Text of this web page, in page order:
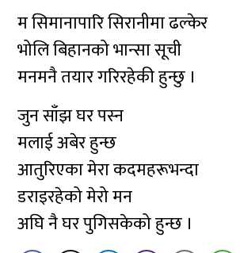
म सिमानापारि सिरानीमा ढल्केर
भोलि बिहानको भान्सा सूची
मनमनै तयार गरिरहेकी हुन्छु ।
जुन साँझ घर पस्न
मलाई अबेर हुन्छ
आतुरिएका मेरा कदमहरूभन्दा
डराइरहेको मेरो मन
अघि नै घर पुगिसकेको हुन्छ ।